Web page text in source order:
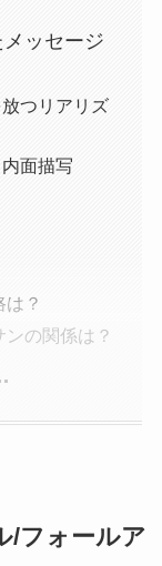
ッセージ
つリアリズ
面描写
？
の関係は？
/フォールア